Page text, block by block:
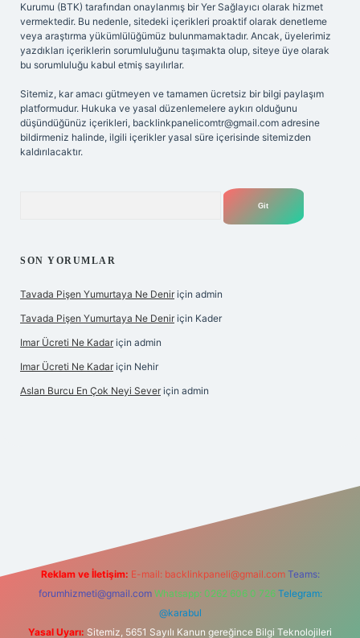
Kurumu (BTK) tarafından onaylanmış bir Yer Sağlayıcı olarak hizmet
vermektedir. Bu nedenle, sitedeki içerikleri proaktif olarak denetleme
veya araştırma yükümlülüğümüz bulunmamaktadır. Ancak, üyelerimiz
yazdıkları içeriklerin sorumluluğunu taşımakta olup, siteye üye olarak
bu sorumluluğu kabul etmiş sayılırlar.
Sitemiz, kar amacı gütmeyen ve tamamen ücretsiz bir bilgi paylaşım
platformudur. Hukuka ve yasal düzenlemelere aykırı olduğunu
düşündüğünüz içerikleri, backlinkpanelicomtr@gmail.com adresine
bildirmeniz halinde, ilgili içerikler yasal süre içerisinde sitemizden
kaldırılacaktır.
SON YORUMLAR
Tavada Pişen Yumurtaya Ne Denir için admin
Tavada Pişen Yumurtaya Ne Denir için Kader
Imar Ücreti Ne Kadar için admin
Imar Ücreti Ne Kadar için Nehir
Aslan Burcu En Çok Neyi Sever için admin
Reklam ve İletişim: E-mail: backlinkpaneli@gmail.com Teams:
forumhizmeti@gmail.com Whatsapp: 0262 606 0 726 Telegram:
@karabul
Yasal Uyarı: Sitemiz, 5651 Sayılı Kanun gereğince Bilgi Teknolojileri